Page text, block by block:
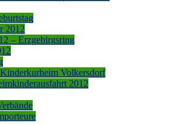
2012
– Erzgebirgsring
Volkersdorf
2012